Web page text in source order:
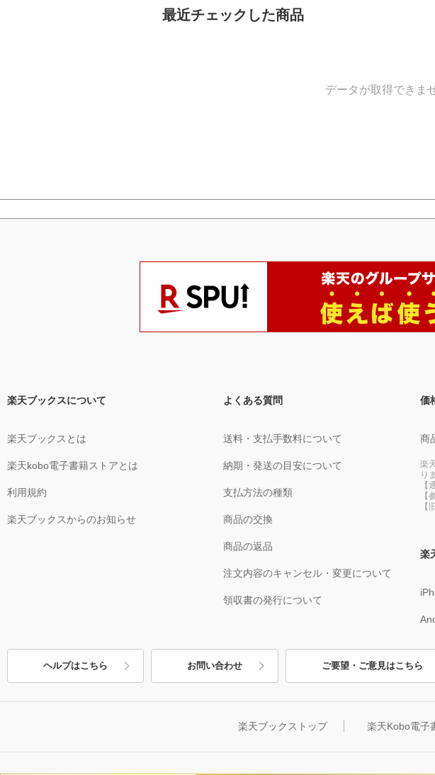
最近チェックした商品
データが取得できま
楽天ブックスについて
楽天ブックスとは
楽天kobo電子書籍ストアとは
利用規約
楽天ブックスからのお知らせ
よくある質問
送料・支払手数料について
納期・発送の目安について
支払方法の種類
商品の交換
商品の返品
注文内容のキャンセル・変更について
領収書の発行について
価
商
楽
り
【
【
【
楽
ヘルプはこちら お問い合わせ ご要望・ご意見はこちら
楽天ブックストップ 楽天Kobo電子